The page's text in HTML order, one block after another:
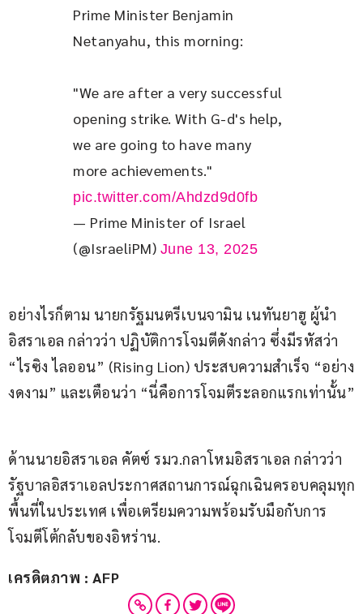
Prime Minister Benjamin
Netanyahu, this morning:
"We are after a very successful
opening strike. With G-d's help,
we are going to have many
more achievements."
pic.twitter.com/Ahdzd9d0fb
— Prime Minister of Israel
(@IsraeliPM) June 13, 2025
อย่างไรก็ตาม นายกรัฐมนตรีเบนจามิน เนทันยาฮู ผู้นำ
อิสราเอล กล่าวว่า ปฏิบัติการโจมตีดังกล่าว ซึ่งมีรหัสว่า
“ไรซิง ไลออน” (Rising Lion) ประสบความสำเร็จ “อย่าง
งดงาม” และเตือนว่า “นี่คือการโจมตีระลอกแรกเท่านั้น”
ด้านนายอิสราเอล คัตซ์ รมว.กลาโหมอิสราเอล กล่าวว่า
รัฐบาลอิสราเอลประกาศสถานการณ์ฉุกเฉินครอบคลุมทุก
พื้นที่ในประเทศ เพื่อเตรียมความพร้อมรับมือกับการ
โจมตีโต้กลับของอิหร่าน.
เครดิตภาพ : AFP